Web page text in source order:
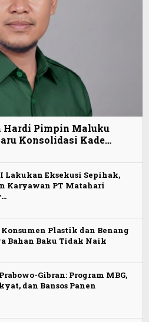
Hardi Pimpin Maluku
Konsolidasi Kade…
Lakukan Eksekusi Sepihak,
Karyawan PT Matahari
Plastik dan Benang
Bahan Baku Tidak Naik
Gibran: Program MBG,
dan Bansos Panen